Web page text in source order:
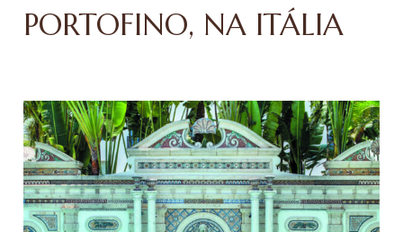
PORTOFINO, NA ITÁLIA